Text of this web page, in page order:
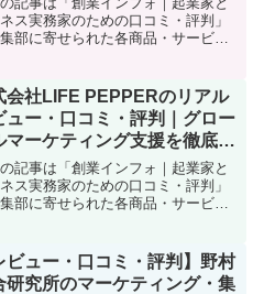
ス実務家のための口コミ・評判」
部に寄せられた各商品・サービス
らいいの？」 「デジタル広告に予
いても効果が実...
会社LIFE PEPPERのリアル
ュー・口コミ・評判｜グロー
マーケティング支援を徹底解
記事は「創業インフォ｜起業家と
ス実務家のための口コミ・評判」
部に寄せられた各商品・サービス
「多言語サイトやSNS運用、現地
るプロモーション、結...
ビュー・口コミ・評判】野村
研究所のマーケティング・集